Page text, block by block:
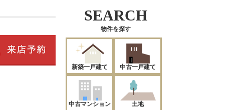
SEARCH
物件を探す
新築一戸建て 中古一戸建て
中古マンション 土地